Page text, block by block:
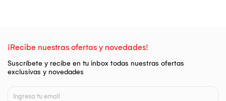
¡Recibe nuestras ofertas y novedades!
Suscríbete y recibe en tu inbox todas nuestras ofertas
exclusivas y novedades